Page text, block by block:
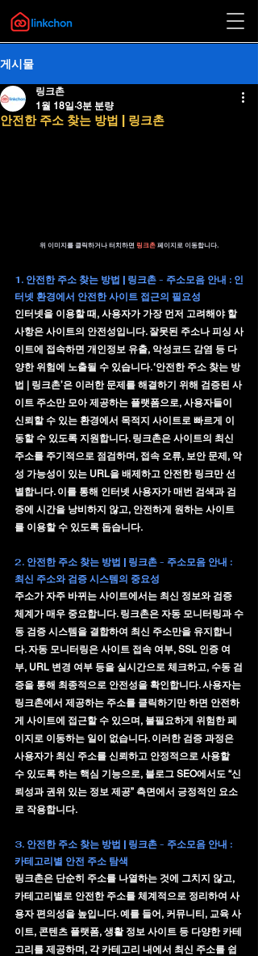
게시물
안전한 주소 찾는 방법 | 링크촌
링크촌
1월 18일 3분 분량
위 이미지를 클릭하거나 터치하면 링크촌 페이지로 이동합니다.
1. 안전한 주소 찾는 방법 | 링크촌 - 주소모음 안내 : 인
터넷 환경에서 안전한 사이트 접근의 필요성
인터넷을 이용할 때, 사용자가 가장 먼저 고려해야 할
사항은 사이트의 안전성입니다. 잘못된 주소나 피싱 사
이트에 접속하면 개인정보 유출, 악성코드 감염 등 다
양한 위험에 노출될 수 있습니다. ‘안전한 주소 찾는 방
법 | 링크촌’은 이러한 문제를 해결하기 위해 검증된 사
이트 주소만 모아 제공하는 플랫폼으로, 사용자들이
신뢰할 수 있는 환경에서 목적지 사이트로 빠르게 이
동할 수 있도록 지원합니다. 링크촌은 사이트의 최신
주소를 주기적으로 점검하며, 접속 오류, 보안 문제, 악
성 가능성이 있는 URL을 배제하고 안전한 링크만 선
별합니다. 이를 통해 인터넷 사용자가 매번 검색과 검
증에 시간을 낭비하지 않고, 안전하게 원하는 사이트
를 이용할 수 있도록 돕습니다.
2. 안전한 주소 찾는 방법 | 링크촌 - 주소모음 안내 :
최신 주소와 검증 시스템의 중요성
주소가 자주 바뀌는 사이트에서는 최신 정보와 검증
체계가 매우 중요합니다. 링크촌은 자동 모니터링과 수
동 검증 시스템을 결합하여 최신 주소만을 유지합니
다. 자동 모니터링은 사이트 접속 여부, SSL 인증 여
부, URL 변경 여부 등을 실시간으로 체크하고, 수동 검
증을 통해 최종적으로 안전성을 확인합니다. 사용자는
링크촌에서 제공하는 주소를 클릭하기만 하면 안전하
게 사이트에 접근할 수 있으며, 불필요하게 위험한 페
이지로 이동하는 일이 없습니다. 이러한 검증 과정은
사용자가 최신 주소를 신뢰하고 안정적으로 사용할
수 있도록 하는 핵심 기능으로, 블로그 SEO에서도 “신
뢰성과 권위 있는 정보 제공” 측면에서 긍정적인 요소
로 작용합니다.
3. 안전한 주소 찾는 방법 | 링크촌 - 주소모음 안내 :
카테고리별 안전 주소 탐색
링크촌은 단순히 주소를 나열하는 것에 그치지 않고,
카테고리별로 안전한 주소를 체계적으로 정리하여 사
용자 편의성을 높입니다. 예를 들어, 커뮤니티, 교육 사
이트, 콘텐츠 플랫폼, 생활 정보 사이트 등 다양한 카테
고리를 제공하며, 각 카테고리 내에서 최신 주소를 쉽